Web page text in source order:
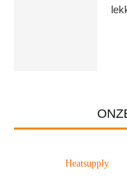
Heatsupply